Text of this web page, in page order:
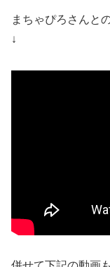
まちゃぴろさんと
↓